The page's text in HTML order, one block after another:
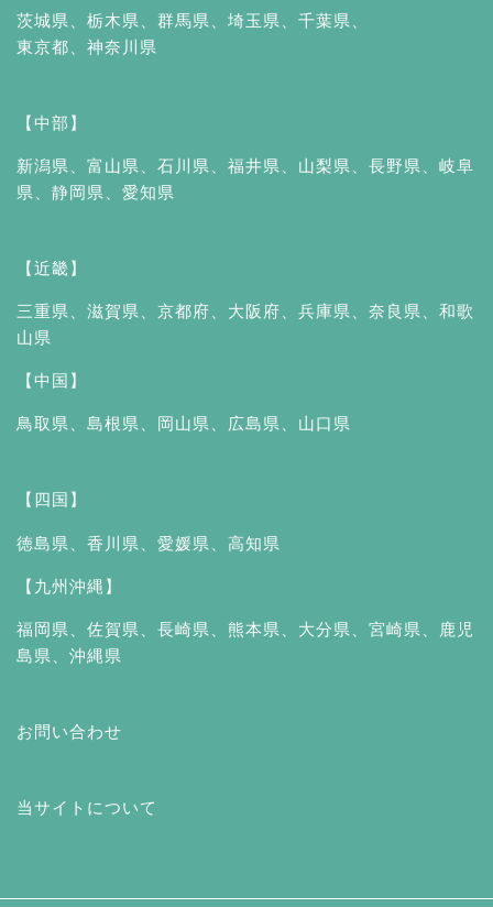
茨城県 栃木県 群馬県 埼玉県 千葉県
東京都
神奈川県
【中部】
新潟県 富山県 石川県 福井県 山梨県 長野県
岐阜
県
静岡県 愛知県
【近畿】
三重県 滋賀県 京都府 大阪府 兵庫県 奈良県
和歌
山県
【中国】
鳥取県、 島根県、 岡山県、 広島県、 山口県
【四国】
徳島県 香川県 愛媛県 高知県
【九州沖縄】
福岡県 佐賀県 長崎県 熊本県 大分県 宮崎県
鹿児
島県
沖縄県
お問い合わせ
当サイトについて